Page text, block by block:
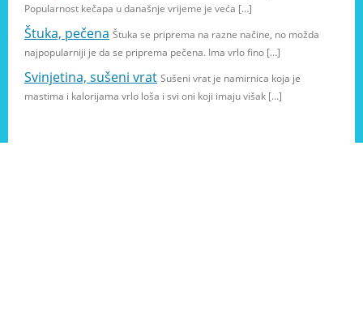
Popularnost kečapa u današnje vrijeme je veća […]
Štuka, pečena Štuka se priprema na razne načine, no možda
najpopularniji je da se priprema pečena. Ima vrlo fino […]
Svinjetina, sušeni vrat Sušeni vrat je namirnica koja je
mastima i kalorijama vrlo loša i svi oni koji imaju višak […]